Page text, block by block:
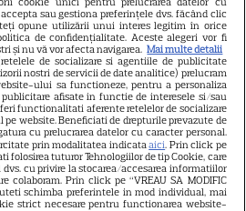
revin la AMC.
3 din
Dead City”
sau gestiona preferințele dvs. făcând clic
opune utilizării unui interes legitim în orice
de confidențialitate. Aceste alegeri vor fi
și nu vă vor afecta navigarea. Mai multe detalii
de socializare si agentiile de publicitate
nostri de servicii de date analitice) prelucram
ului sa functioneze, pentru a personaliza
afisate in functie de interesele si/sau
functionalitati aferente retelelor de socializare
website. Beneficiati de drepturile prevazute de
cu prelucrarea datelor cu caracter personal.
prin modalitatea indicataaici. Prin click pe
folosirea tuturor Tehnologiilor de tip Cookie, care
cu privire la stocarea/accesarea informatiilor
colaboram. Prin click pe “VREAU SA MODIFIC
puteti schimba preferintele in mod individual, mai
strict necesare pentru functionarea website-